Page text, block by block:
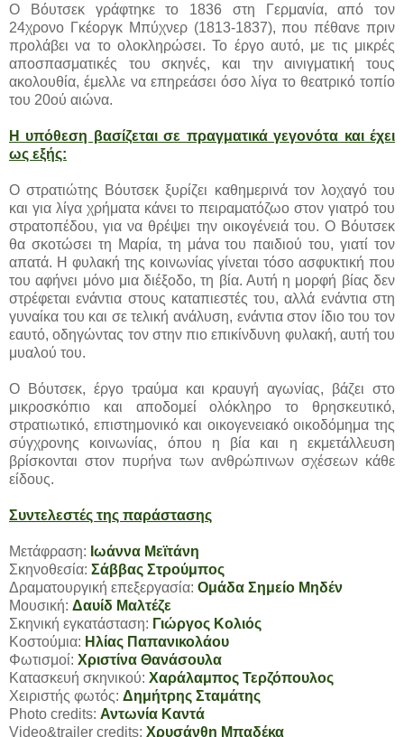
Ο Βόυτσεκ γράφτηκε το 1836 στη Γερμανία, από τον
24χρονο Γκέοργκ Μπύχνερ (1813-1837), που πέθανε πριν
προλάβει να το ολοκληρώσει. Το έργο αυτό, με τις μικρές
αποσπασματικές του σκηνές, και την αινιγματική τους
ακολουθία, έμελλε να επηρεάσει όσο λίγα το θεατρικό τοπίο
του 20ού αιώνα.
Η υπόθεση βασίζεται σε πραγματικά γεγονότα και έχει
ως εξής:
Ο στρατιώτης Βόυτσεκ ξυρίζει καθημερινά τον λοχαγό του
και για λίγα χρήματα κάνει το πειραματόζωο στον γιατρό του
στρατοπέδου, για να θρέψει την οικογένειά του. Ο Βόυτσεκ
θα σκοτώσει τη Μαρία, τη μάνα του παιδιού του, γιατί τον
απατά. Η φυλακή της κοινωνίας γίνεται τόσο ασφυκτική που
του αφήνει μόνο μια διέξοδο, τη βία. Αυτή η μορφή βίας δεν
στρέφεται ενάντια στους καταπιεστές του, αλλά ενάντια στη
γυναίκα του και σε τελική ανάλυση, ενάντια στον ίδιο του τον
εαυτό, οδηγώντας τον στην πιο επικίνδυνη φυλακή, αυτή του
μυαλού του.
Ο Βόυτσεκ, έργο τραύμα και κραυγή αγωνίας, βάζει στο
μικροσκόπιο και αποδομεί ολόκληρο το θρησκευτικό,
στρατιωτικό, επιστημονικό και οικογενειακό οικοδόμημα της
σύγχρονης κοινωνίας, όπου η βία και η εκμετάλλευση
βρίσκονται στον πυρήνα των ανθρώπινων σχέσεων κάθε
είδους.
Συντελεστές της παράστασης
Μετάφραση: Ιωάννα Μεϊτάνη
Σκηνοθεσία: Σάββας Στρούμπος
Δραματουργική επεξεργασία: Ομάδα Σημείο Μηδέν
Μουσική: Δαυίδ Μαλτέζε
Σκηνική εγκατάσταση: Γιώργος Κολιός
Κοστούμια: Ηλίας Παπανικολάου
Φωτισμοί: Χριστίνα Θανάσουλα
Κατασκευή σκηνικού: Χαράλαμπος Τερζόπουλος
Χειριστής φωτός: Δημήτρης Σταμάτης
Photo credits: Αντωνία Καντά
Video&trailer credits: Χρυσάνθη Μπαδέκα